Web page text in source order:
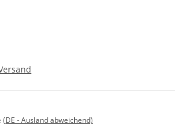
(DE - Ausland abweichend)